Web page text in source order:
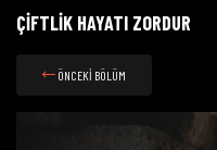
ÇİFTLİK HAYATI ZORDUR
ÖNCEKİ BÖLÜM